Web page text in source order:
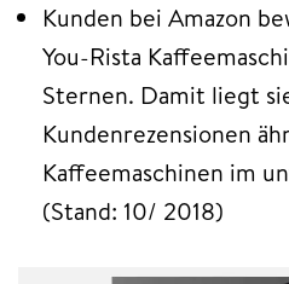
Kunden bei Amazon
You-Rista
Sternen. Damit liegt
Kundenrezensionen
Kaffeemaschinen im
(Stand: 10/ 2018)